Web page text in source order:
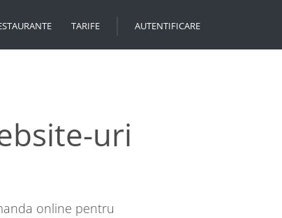
TARIFE AUTENTIFICARE
uri
online pentru